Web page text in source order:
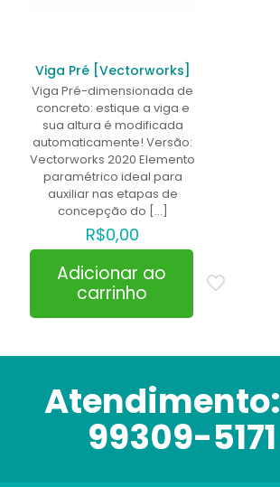
Viga Pré [Vectorworks]
Viga Pré-dimensionada de
concreto: estique a viga e
sua altura é modificada
automaticamente! Versão:
Vectorworks 2020 Elemento
paramétrico ideal para
auxiliar nas etapas de
concepção do […]
R$0,00
Adicionar ao
carrinho
Atendimento:
99309-5171